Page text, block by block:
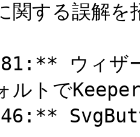
関する誤解
ウィザー
ルトで